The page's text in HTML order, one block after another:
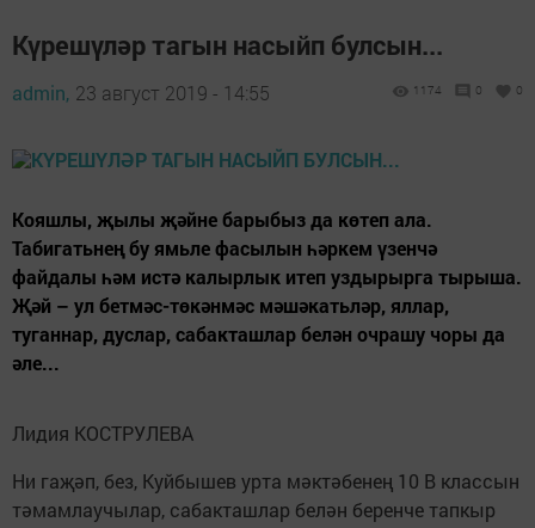
Күрешүләр тагын насыйп булсын...
admin, 23 август 2019 - 14:55 1174 0 0
Кояшлы, җылы җәйне барыбыз да көтеп ала.
Табигатьнең бу ямьле фасылын һәркем үзенчә
файдалы һәм истә калырлык итеп уздырырга тырыша.
Җәй – ул бетмәс-төкәнмәс мәшәкатьләр, яллар,
туганнар, дуслар, сабакташлар белән очрашу чоры да
әле...
Лидия КОСТРУЛЕВА
Ни гаҗәп, без, Куйбышев урта мәктәбенең 10 В классын
тәмамлаучылар, сабакташлар белән беренче тапкыр